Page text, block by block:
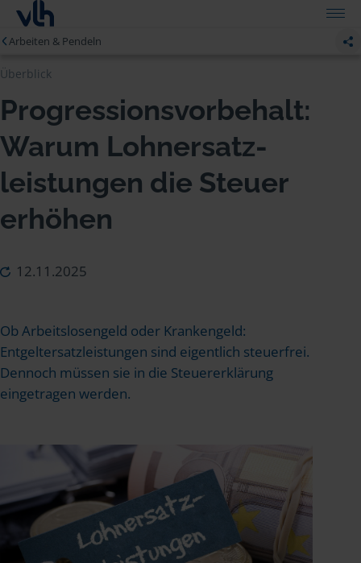
Arbeiten & Pendeln
Überblick
Progressions­vor­behalt:
Warum Lohn­ersatz­
leistungen die Steuer
erhöhen
12.11.2025
Ob Arbeitslosengeld oder Krankengeld:
Entgeltersatzleistungen sind eigentlich steuerfrei.
Dennoch müssen sie in die Steuererklärung
eingetragen werden.